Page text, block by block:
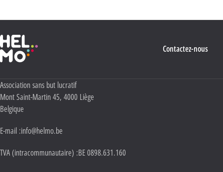
Haute École Libre Mosane
Contactez-nous
Adresse :
Association sans but lucratif
Mont Saint-Martin 45, 4000 Liège
Belgique
E-mail :info@helmo.be
TVA (intracommunautaire) :BE 0898.631.160